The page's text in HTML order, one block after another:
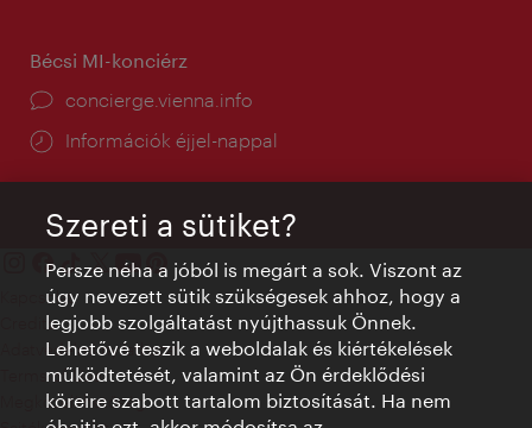
Bécsi MI-konciérz
concierge.vienna.info
Információk éjjel-nappal
Kapcsolat
Credits
Adatvédelmi nyilatkozat
Terms of Use
Megközelíthetőség
Szereti a sütiket?
Persze néha a jóból is megárt a sok. Viszont az
úgy nevezett sütik szükségesek ahhoz, hogy a
legjobb szolgáltatást nyújthassuk Önnek.
Lehetővé teszik a weboldalak és kiértékelések
működtetését, valamint az Ön érdeklődési
köreire szabott tartalom biztosítását. Ha nem